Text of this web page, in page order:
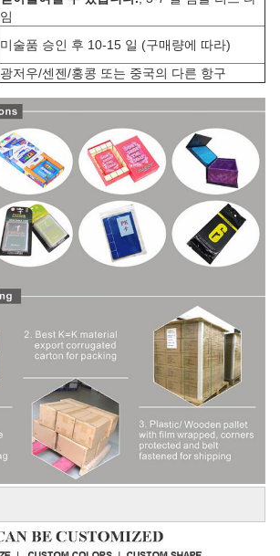
임
미술품 승인 후 10-15 일 (구매량에 따라)
광저우/센젠/홍콩 또는 중국의 다른 항구